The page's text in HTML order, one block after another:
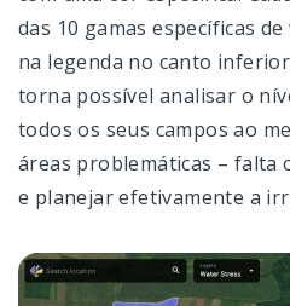
das 10 gamas específicas
na legenda no canto
torna possível analisar o
todos os seus campos ao
áreas problemáticas – falta
e planejar efetivamente a